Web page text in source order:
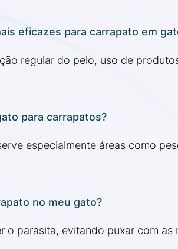
eficazes para carrapato em
regular do pelo, uso de
para carrapatos?
especialmente áreas como
no meu gato?
o parasita, evitando puxar com